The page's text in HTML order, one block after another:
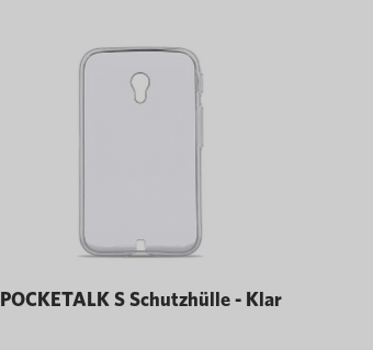
POCKETALK S Schutzhülle - Klar